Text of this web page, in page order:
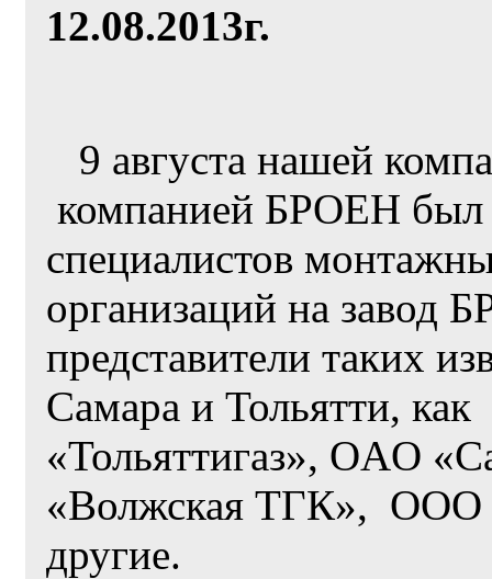
12.08.2013г.
9 августа нашей
компанией БРОЕН был
специалистов
организаций на
представители таких
Самара и Тольятти,
«Тольяттигаз», OAO
«Волжская ТГК», ООО
другие.